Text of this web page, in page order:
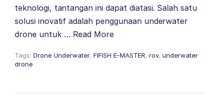
teknologi, tantangan ini dapat diatasi. Salah satu
solusi inovatif adalah penggunaan underwater
drone untuk … Read More
Tags: Drone Underwater, FIFISH E-MASTER, rov, underwater
drone